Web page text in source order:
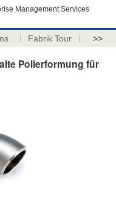
Management Services
Fabrik Tour >>
Polierformung für